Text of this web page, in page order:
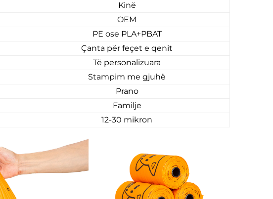
Kinë
OEM
PE ose PLA+PBAT
Çanta për feçet e qenit
Të personalizuara
Stampim me gjuhë
Prano
Familje
12-30 mikron